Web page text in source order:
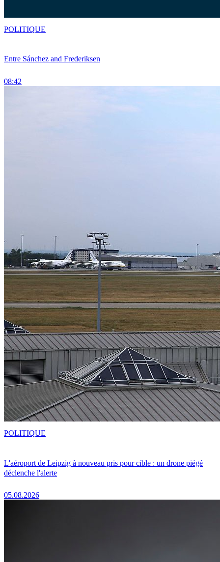
Entre Sánchez and Frederiksen
08:42
POLITIQUE
L'aéroport de Leipzig à nouveau pris pour cible : un drone piégé
déclenche l'alerte
05.08.2026
POLITIQUE